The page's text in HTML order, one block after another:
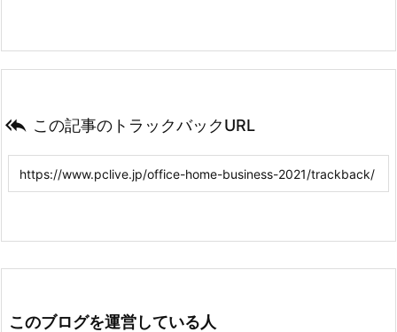
 この記事のトラックバックURL
このブログを運営している人